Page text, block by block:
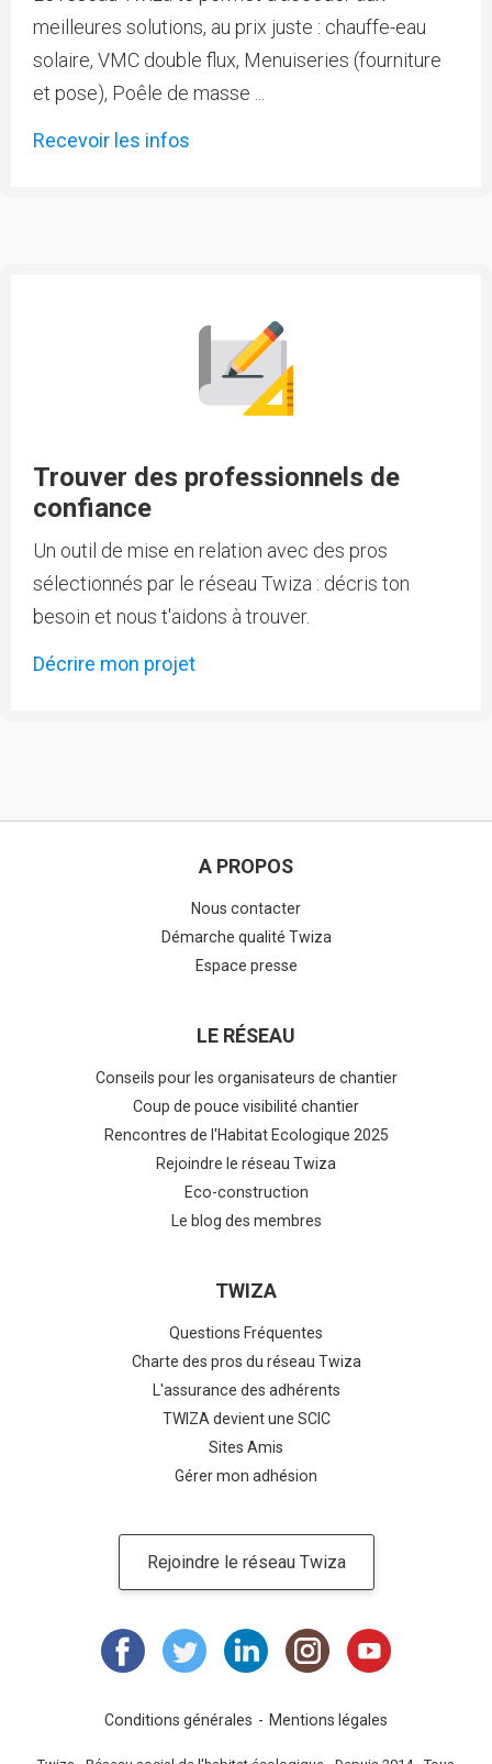
meilleures solutions, au prix juste : chauffe-eau
solaire, VMC double flux, Menuiseries (fourniture
et pose), Poêle de masse ...
Recevoir les infos
Trouver des professionnels de
confiance
Un outil de mise en relation avec des pros
sélectionnés par le réseau Twiza : décris ton
besoin et nous t'aidons à trouver.
Décrire mon projet
A PROPOS
Nous contacter
Démarche qualité Twiza
Espace presse
LE RÉSEAU
Conseils pour les organisateurs de chantier
Coup de pouce visibilité chantier
Rencontres de l'Habitat Ecologique 2025
Rejoindre le réseau Twiza
Eco-construction
Le blog des membres
TWIZA
Questions Fréquentes
Charte des pros du réseau Twiza
L'assurance des adhérents
TWIZA devient une SCIC
Sites Amis
Gérer mon adhésion
Rejoindre le réseau Twiza
Conditions générales Mentions légales